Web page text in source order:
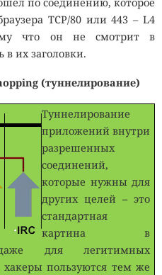
TCP/80 или 443 – L4
что он не смотрит в
их заголовки.
(туннелирование)
Туннелирование
приложений внутри
разрешенных
соединений,
которые нужны для
других целей – это
стандартная
картина в
для легитимных
пользуются тем же